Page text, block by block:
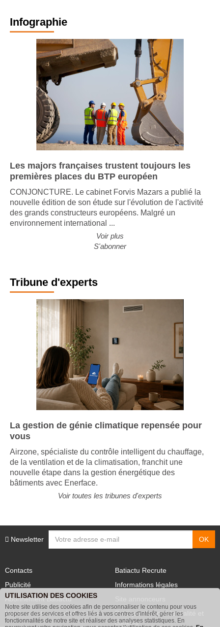
Infographie
Les majors françaises trustent toujours les
premières places du BTP européen
CONJONCTURE. Le cabinet Forvis Mazars a publié la
nouvelle édition de son étude sur l'évolution de l'activité
des grands constructeurs européens. Malgré un
environnement international ...
Voir plus
S'abonner
Tribune d'experts
La gestion de génie climatique repensée pour
vous
Airzone, spécialiste du contrôle intelligent du chauffage,
de la ventilation et de la climatisation, franchit une
nouvelle étape dans la gestion énergétique des
bâtiments avec Enerface.
Voir toutes les tribunes d'experts
Newsletter
Contacts
Publicité
Abonnement Batiactu
Voir les contenus+ de Batiactu
Batiactu Recrute
Informations légales
Politique de confidentialité et
cookies
UTILISATION DES COOKIES
Notre site utilise des cookies afin de personnaliser le contenu pour vous
proposer des services et offres liés à vos centres d'intérêt, gérer les
fonctionnalités de notre site et réaliser des analyses statistiques. En